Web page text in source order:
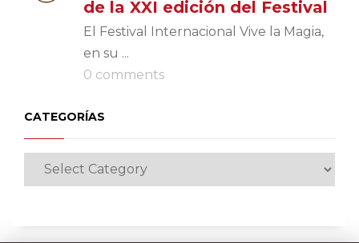
de la XXI edición del Festival
El Festival Internacional Vive la Magia,
en su ...
0 comments
CATEGORÍAS